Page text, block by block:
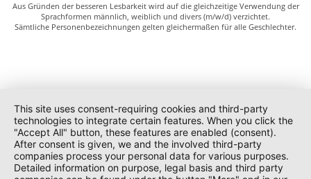
Aus Gründen der besseren Lesbarkeit wird auf die gleichzeitige Verwendung der
Sprachformen männlich, weiblich und divers (m/w/d) verzichtet.
Sämtliche Personenbezeichnungen gelten gleichermaßen für alle Geschlechter.
This site uses consent-requiring cookies and third-party
technologies to integrate certain features. When you click the
"Accept All" button, these features are enabled (consent).
After consent is given, we and the involved third-party
companies process your personal data for various purposes.
Detailed information on purpose, legal basis and third party